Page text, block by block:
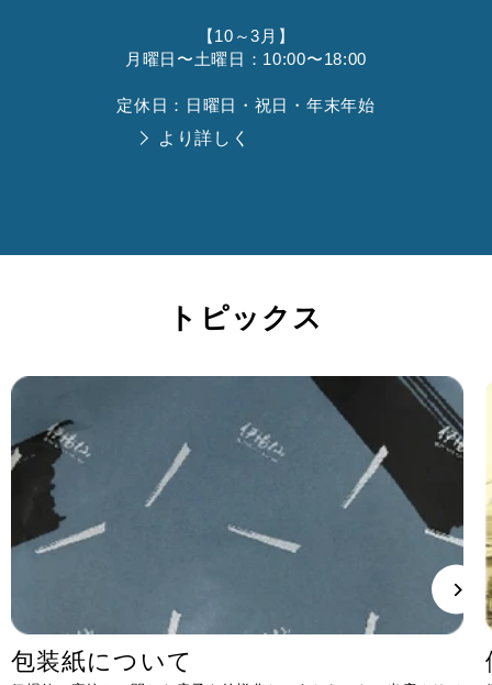
【10～3月】
月曜日〜土曜日：10:00〜18:00
定休日：日曜日・祝日・年末年始
より詳しく
トピックス
包装紙について